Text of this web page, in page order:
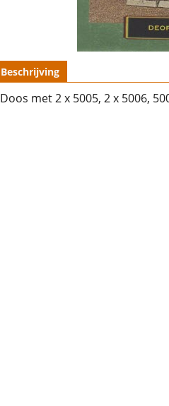
Beschrijving
Doos met 2 x 5005, 2 x 5006,